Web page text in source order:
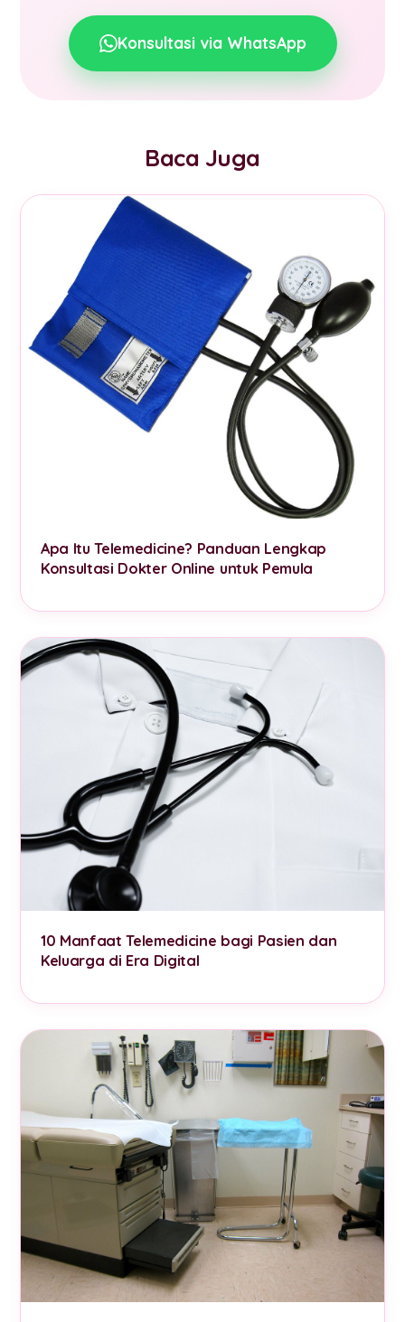
Konsultasi via WhatsApp
Baca Juga
Apa Itu Telemedicine? Panduan Lengkap
Konsultasi Dokter Online untuk Pemula
10 Manfaat Telemedicine bagi Pasien dan
Keluarga di Era Digital